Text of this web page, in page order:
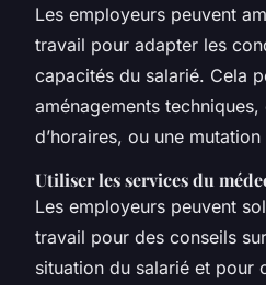
Les employeurs peuvent
travail pour adapter les
capacités du salarié. Cela
aménagements
d’horaires, ou une
Utiliser les services du
Les employeurs peuvent
travail pour des conseils
situation du salarié et pour